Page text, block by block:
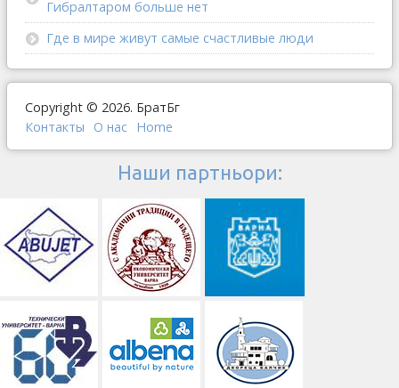
Гибралтаром больше нет
Где в мире живут самые счастливые люди
Copyright © 2026. БратБг
Контакты
О наc Home
Наши партньори: